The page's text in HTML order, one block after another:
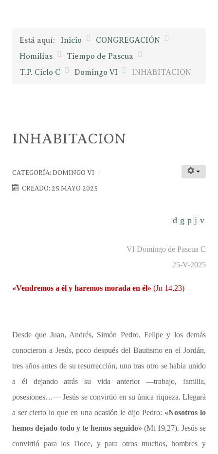
Está aquí: Inicio
CONGREGACIÓN
Homilías
Tiempo de Pascua
T.P. Ciclo C
Domingo VI INHABITACION
INHABITACION
CATEGORÍA: DOMINGO VI
CREADO: 25 MAYO 2025
VI Domingo de Pascua C
25-V-2025
«Vendremos a él y haremos morada en él» (Jn 14,23)
Desde que Juan, Andrés, Simón Pedro, Felipe y los demás
conocieron a Jesús, poco después del Bautismo en el Jordán,
tres años antes de su resurrección, uno tras otro se había unido
a él dejando atrás su vida anterior —trabajo, familia,
posesiones…— Jesús se convirtió en su única riqueza. Llegará
a ser cierto lo que en una ocasión le dijo Pedro: «Nosotros lo
hemos dejado todo y te hemos seguido» (Mt 19,27). Jesús se
convirtió para los Doce, y para otros muchos, hombres y